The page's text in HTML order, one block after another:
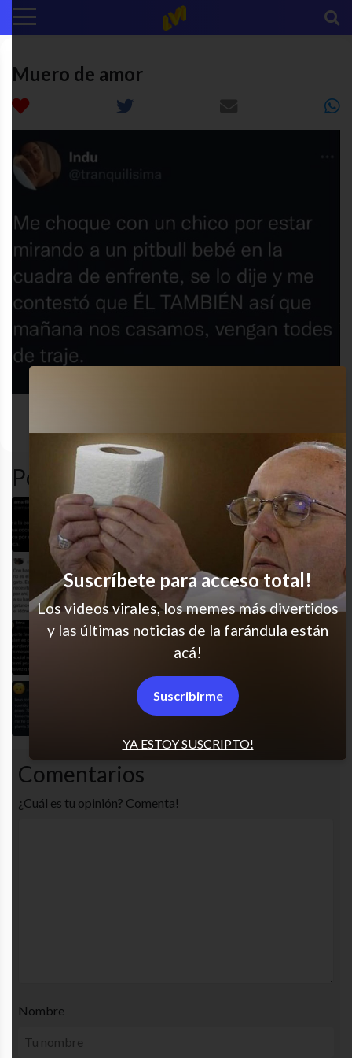
Muero de amor
Popular en LVI
Manteca = amor?
Amo
Sabían eso?
Comentarios
¿Cuál es tu opinión? Comenta!
Nombre
YA ESTOY SUSCRIPTO!
Suscríbete para acceso total!
Los videos virales, los memes más divertidos
y las últimas noticias de la farándula están
acá!
Suscribirme